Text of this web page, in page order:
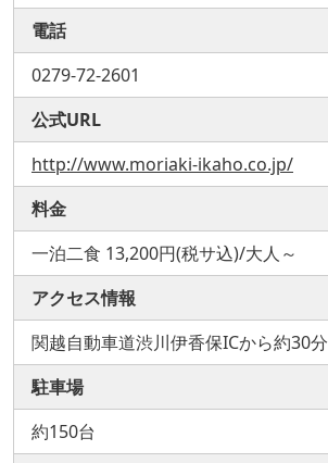
電話
0279-72-2601
公式URL
http://www.moriaki-ikaho.co.jp/
料金
一泊二食 13,200円(税サ込)/大人～
アクセス情報
関越自動車道渋川伊香保ICから約30分
駐車場
約150台